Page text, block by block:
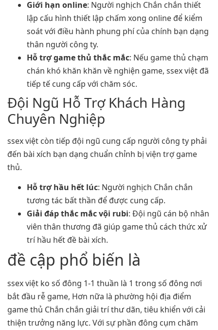
Giới hạn online: Người nghịch Chắn chắn thiết
lập cấu hình thiết lập chấm xong online để kiểm
soát với điều hành phung phí của chính bạn dạng
thân người công ty.
Hỗ trợ game thủ thắc mắc: Nếu game thủ chạm
chán khó khăn khăn về nghiện game, ssex việt đã
tiếp tế cung cấp với chăm sóc.
Đội Ngũ Hỗ Trợ Khách Hàng
Chuyên Nghiệp
ssex việt còn tiếp đội ngũ cung cấp người công ty phải
đến bài xích bạn dạng chuẩn chỉnh bị viện trợ game
thủ.
Hỗ trợ hầu hết lúc: Người nghịch Chắn chắn
tương tác bất thần để được cung cấp.
Giải đáp thắc mắc vội rubi: Đội ngũ cán bộ nhân
viên thân thương đã giúp game thủ cách thức xử
trí hầu hết đề bài xích.
đề cập phổ biến là
ssex việt ko số đông 1-1 thuần là 1 trong số đông nơi
bắt đầu rễ game, Hơn nữa là phường hội địa điểm
game thủ Chắn chắn giải trí thư dãn, tiêu khiển với cải
thiện trưởng năng lực. Với sự phần đông cụm chăm